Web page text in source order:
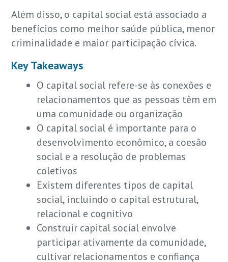
Além disso, o capital social está associado a
benefícios como melhor saúde pública, menor
criminalidade e maior participação cívica.
Key Takeaways
O capital social refere-se às conexões e
relacionamentos que as pessoas têm em
uma comunidade ou organização
O capital social é importante para o
desenvolvimento econômico, a coesão
social e a resolução de problemas
coletivos
Existem diferentes tipos de capital
social, incluindo o capital estrutural,
relacional e cognitivo
Construir capital social envolve
participar ativamente da comunidade,
cultivar relacionamentos e confiança